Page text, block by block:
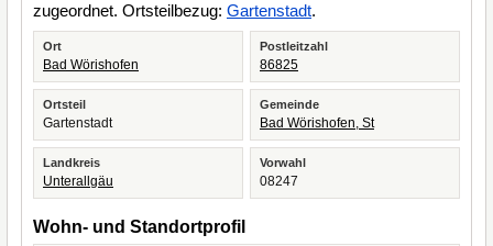
zugeordnet. Ortsteilbezug: Gartenstadt.
Ort
Bad Wörishofen
Postleitzahl
86825
Ortsteil
Gartenstadt
Gemeinde
Bad Wörishofen, St
Landkreis
Unterallgäu
Vorwahl
08247
Wohn- und Standortprofil